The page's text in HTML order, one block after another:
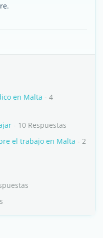
en Malta - 4
- 10 Respuestas
el trabajo en Malta - 2